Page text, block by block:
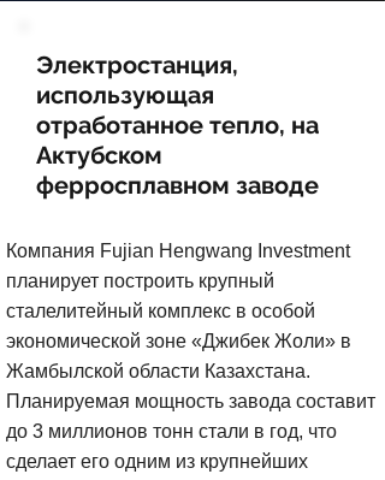
Электростанция,
использующая
отработанное тепло, на
Актубском
ферросплавном заводе
Компания Fujian Hengwang Investment
планирует построить крупный
сталелитейный комплекс в особой
экономической зоне «Джибек Жоли» в
Жамбылской области Казахстана.
Планируемая мощность завода составит
до 3 миллионов тонн стали в год, что
сделает его одним из крупнейших